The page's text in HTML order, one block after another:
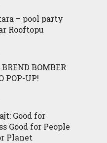
– pool party
Rooftopu
BOMBER
POP-UP!
Good for
Good for People
Planet